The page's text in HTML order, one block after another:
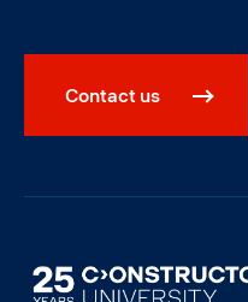
Contact us
Image